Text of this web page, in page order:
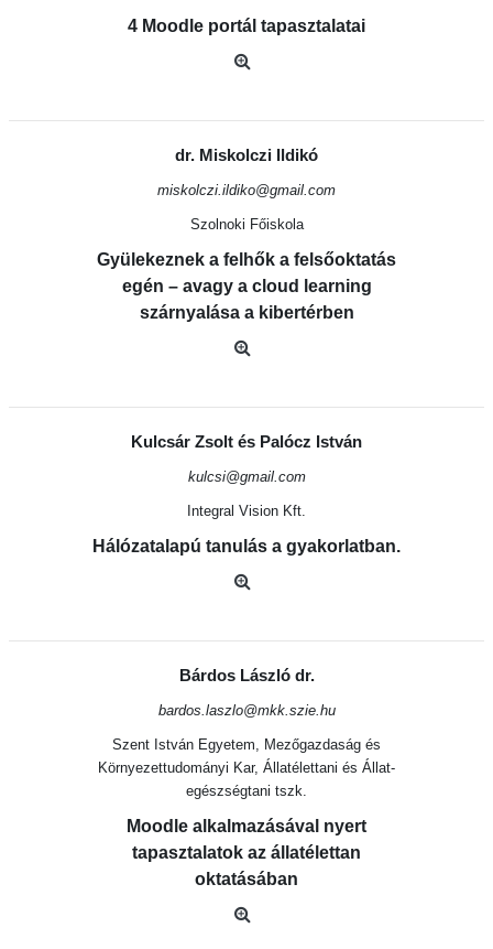
4 Moodle portál tapasztalatai
dr. Miskolczi Ildikó
miskolczi.ildiko@gmail.com
Szolnoki Főiskola
Gyülekeznek a felhők a felsőoktatás
egén – avagy a cloud learning
szárnyalása a kibertérben
Kulcsár Zsolt és Palócz István
kulcsi@gmail.com
Integral Vision Kft.
Hálózatalapú tanulás a gyakorlatban.
Bárdos László dr.
bardos.laszlo@mkk.szie.hu
Szent István Egyetem, Mezőgazdaság és
Környezettudományi Kar, Állatélettani és Állat-
egészségtani tszk.
Moodle alkalmazásával nyert
tapasztalatok az állatélettan
oktatásában